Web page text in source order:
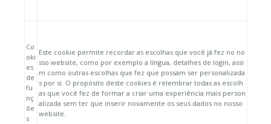
Co
oki
es
de
fu
nç
õe
s
Este cookie permite recordar as escolhas que você já fez no no
sso website, como por exemplo a língua, detalhes de login, assi
m como outras escolhas que fez que possam ser personalizada
s por si. O propósito deste cookies é relembrar todas as escolh
as que você fez de formar a criar uma experiência mais person
alizada sem ter que inserir novamente os seus dados no nosso
website.